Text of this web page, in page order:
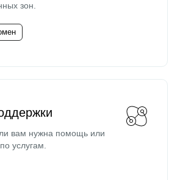
зон.
вам нужна помощь или
услугам.